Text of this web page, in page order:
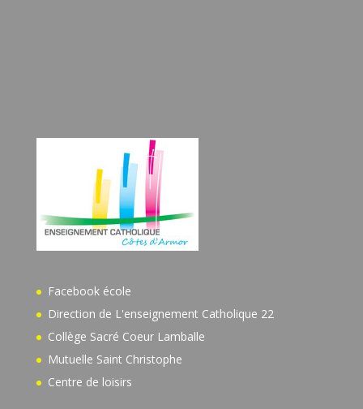
Facebook école
Direction de L'enseignement Catholique 22
Collège Sacré Coeur Lamballe
Mutuelle Saint Christophe
Centre de loisirs